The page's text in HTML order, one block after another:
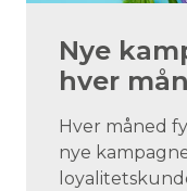
Nye
hver
Hver måned
nye